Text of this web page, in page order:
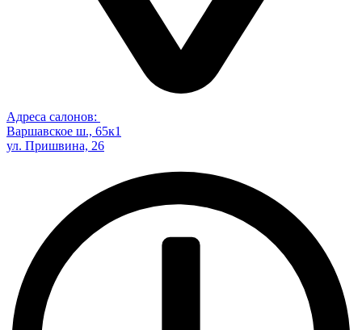
Адреса салонов:
Варшавское ш., 65к1
ул. Пришвина, 26